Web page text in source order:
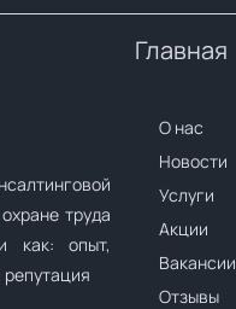
труда
как: опыт,
Главная
О нас
Новости
Услуги
Акции
Вакансии
Отзывы